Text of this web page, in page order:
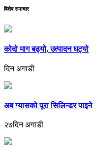
बिशेष समाचार
कोदो माग बढ्यो, उत्पादन घट्यो
दिन अगाडी
अब ग्यासको पूरा सिलिन्डर पाइने
२७दिन अगाडी